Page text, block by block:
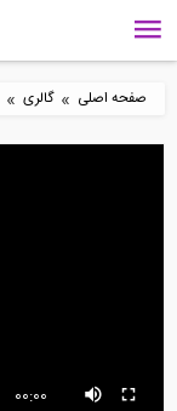
صفحه اصلی » گالری »
00:00